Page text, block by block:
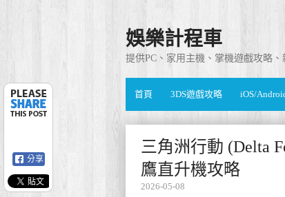
娛樂計程車
提供PC、家用主機、掌機遊戲攻略、
首頁 3DS遊戲攻略 iOS/
三角洲行動 (Delta
鷹直升機攻略
2026-05-08
分享